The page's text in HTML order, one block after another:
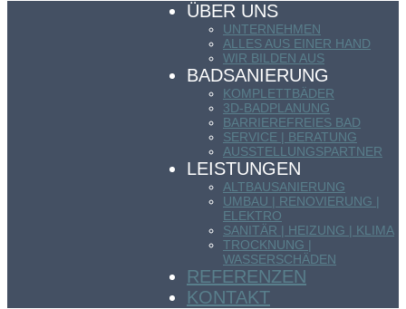
ÜBER UNS
UNTERNEHMEN
ALLES AUS EINER HAND
WIR BILDEN AUS
BADSANIERUNG
KOMPLETTBÄDER
3D-BADPLANUNG
BARRIEREFREIES BAD
SERVICE | BERATUNG
AUSSTELLUNGSPARTNER
LEISTUNGEN
ALTBAUSANIERUNG
UMBAU | RENOVIERUNG |
ELEKTRO
SANITÄR | HEIZUNG | KLIMA
TROCKNUNG |
WASSERSCHÄDEN
REFERENZEN
KONTAKT